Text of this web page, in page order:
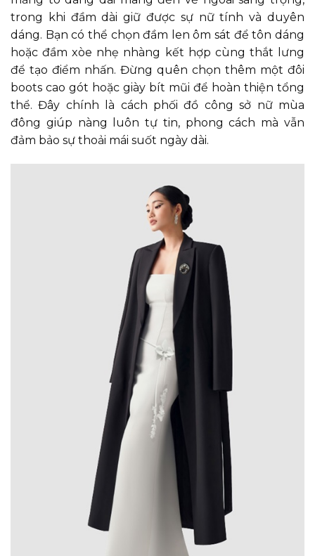
trong khi đầm dài giữ được sự nữ tính và duyên
dáng. Bạn có thể chọn đầm len ôm sát để tôn dáng
hoặc đầm xòe nhẹ nhàng kết hợp cùng thắt lưng
để tạo điểm nhấn. Đừng quên chọn thêm một đôi
boots cao gót hoặc giày bít mũi để hoàn thiện tổng
thể. Đây chính là cách phối đồ công sở nữ mùa
đông giúp nàng luôn tự tin, phong cách mà vẫn
đảm bảo sự thoải mái suốt ngày dài.